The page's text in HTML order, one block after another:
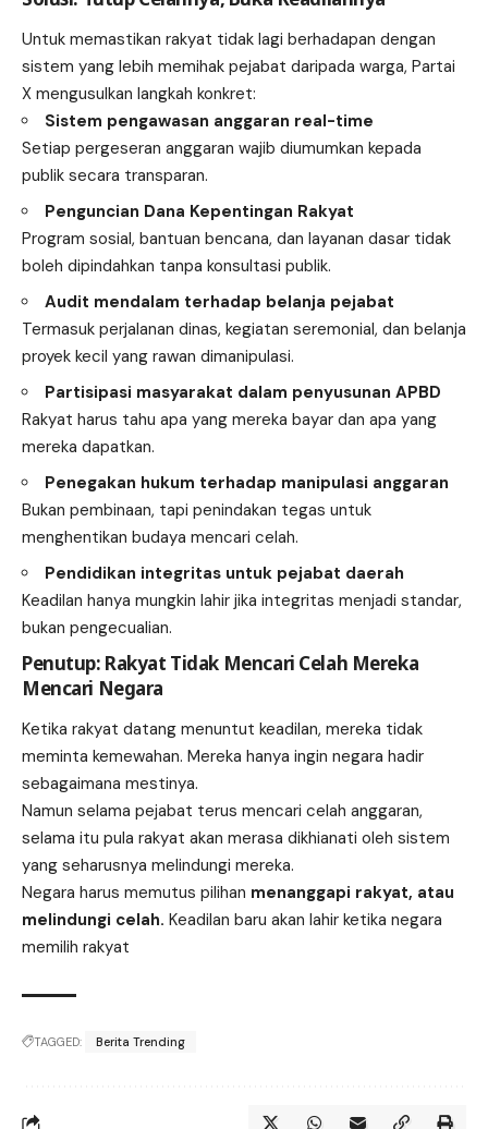
Untuk memastikan rakyat tidak lagi berhadapan dengan
sistem yang lebih memihak pejabat daripada warga, Partai
X mengusulkan langkah konkret:
Sistem pengawasan anggaran real-time
Setiap pergeseran anggaran wajib diumumkan kepada
publik secara transparan.
Penguncian Dana Kepentingan Rakyat
Program sosial, bantuan bencana, dan layanan dasar tidak
boleh dipindahkan tanpa konsultasi publik.
Audit mendalam terhadap belanja pejabat
Termasuk perjalanan dinas, kegiatan seremonial, dan belanja
proyek kecil yang rawan dimanipulasi.
Partisipasi masyarakat dalam penyusunan APBD
Rakyat harus tahu apa yang mereka bayar dan apa yang
mereka dapatkan.
Penegakan hukum terhadap manipulasi anggaran
Bukan pembinaan, tapi penindakan tegas untuk
menghentikan budaya mencari celah.
Pendidikan integritas untuk pejabat daerah
Keadilan hanya mungkin lahir jika integritas menjadi standar,
bukan pengecualian.
Penutup: Rakyat Tidak Mencari Celah Mereka
Mencari Negara
Ketika rakyat datang menuntut keadilan, mereka tidak
meminta kemewahan. Mereka hanya ingin negara hadir
sebagaimana mestinya.
Namun selama pejabat terus mencari celah anggaran,
selama itu pula rakyat akan merasa dikhianati oleh sistem
yang seharusnya melindungi mereka.
Negara harus memutus pilihan menanggapi rakyat, atau
melindungi celah. Keadilan baru akan lahir ketika negara
memilih rakyat
TAGGED: Berita Trending